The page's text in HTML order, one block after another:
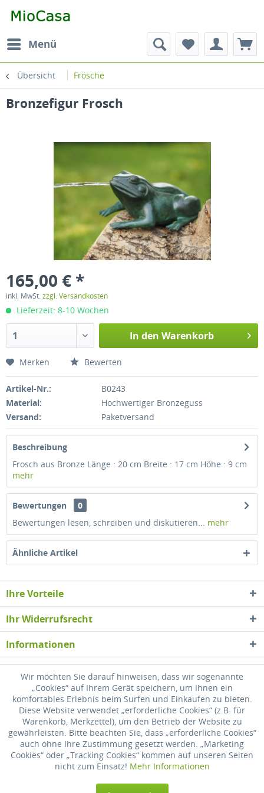
Menü
Übersicht Frösche
Bronzefigur Frosch
165,00 € *
inkl. MwSt.zzgl. Versandkosten
Lieferzeit: 8-10 Wochen
In den Warenkorb
Merken Bewerten
Artikel-Nr.:
B0243
Material:
Hochwertiger Bronzeguss
Versand:
Paketversand
Beschreibung
Frosch aus Bronze Länge : 20 cm Breite : 17 cm Höhe : 9 cm
mehr
Bewertungen
0
Bewertungen lesen, schreiben und diskutieren... mehr
Ähnliche Artikel
Ihre Vorteile
Ihr Widerrufsrecht
Informationen
* Alle Preise inkl. gesetzl. Mehrwertsteuer zzgl.Versandkosten, wenn nicht
anders beschrieben
Widerrufsrecht Versandkosten Datenschutz
Zahlung
AGB
Impressum
Wir möchten Sie darauf hinweisen, dass wir sogenannte
„Cookies“ auf Ihrem Gerät speichern, um Ihnen ein
komfortables Erlebnis beim Surfen und Einkaufen zu bieten.
Diese Website verwendet „erforderliche Cookies“ (z.B. für
Warenkorb, Merkzettel), um den Betrieb der Website zu
gewährleisten. Bitte beachten Sie, dass „erforderliche Cookies“
auch ohne Ihre Zustimmung gesetzt werden. „Marketing
Cookies“ oder „Tracking Cookies“ kommen auf unseren Seiten
nicht zum Einsatz! Mehr Informationen